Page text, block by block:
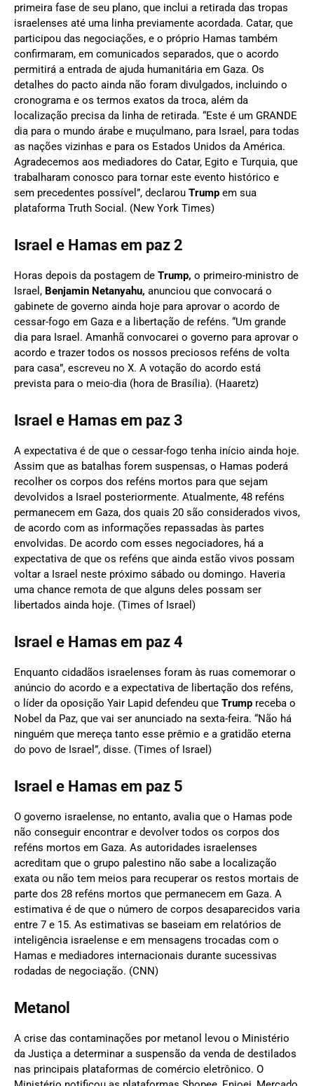
primeira fase de seu plano, que inclui a retirada das tropas
israelenses até uma linha previamente acordada. Catar, que
participou das negociações, e o próprio Hamas também
confirmaram, em comunicados separados, que o acordo
permitirá a entrada de ajuda humanitária em Gaza. Os
detalhes do pacto ainda não foram divulgados, incluindo o
cronograma e os termos exatos da troca, além da
localização precisa da linha de retirada. “Este é um GRANDE
dia para o mundo árabe e muçulmano, para Israel, para todas
as nações vizinhas e para os Estados Unidos da América.
Agradecemos aos mediadores do Catar, Egito e Turquia, que
trabalharam conosco para tornar este evento histórico e
sem precedentes possível”, declarou Trump em sua
plataforma Truth Social. (New York Times)
Israel e Hamas em paz 2
Horas depois da postagem de Trump, o primeiro-ministro de
Israel, Benjamin Netanyahu, anunciou que convocará o
gabinete de governo ainda hoje para aprovar o acordo de
cessar-fogo em Gaza e a libertação de reféns. “Um grande
dia para Israel. Amanhã convocarei o governo para aprovar o
acordo e trazer todos os nossos preciosos reféns de volta
para casa”, escreveu no X. A votação do acordo está
prevista para o meio-dia (hora de Brasília). (Haaretz)
Israel e Hamas em paz 3
A expectativa é de que o cessar-fogo tenha início ainda hoje.
Assim que as batalhas forem suspensas, o Hamas poderá
recolher os corpos dos reféns mortos para que sejam
devolvidos a Israel posteriormente. Atualmente, 48 reféns
permanecem em Gaza, dos quais 20 são considerados vivos,
de acordo com as informações repassadas às partes
envolvidas. De acordo com esses negociadores, há a
expectativa de que os reféns que ainda estão vivos possam
voltar a Israel neste próximo sábado ou domingo. Haveria
uma chance remota de que alguns deles possam ser
libertados ainda hoje. (Times of Israel)
Israel e Hamas em paz 4
Enquanto cidadãos israelenses foram às ruas comemorar o
anúncio do acordo e a expectativa de libertação dos reféns,
o líder da oposição Yair Lapid defendeu que Trump receba o
Nobel da Paz, que vai ser anunciado na sexta-feira. “Não há
ninguém que mereça tanto esse prêmio e a gratidão eterna
do povo de Israel”, disse. (Times of Israel)
Israel e Hamas em paz 5
O governo israelense, no entanto, avalia que o Hamas pode
não conseguir encontrar e devolver todos os corpos dos
reféns mortos em Gaza. As autoridades israelenses
acreditam que o grupo palestino não sabe a localização
exata ou não tem meios para recuperar os restos mortais de
parte dos 28 reféns mortos que permanecem em Gaza. A
estimativa é de que o número de corpos desaparecidos varia
entre 7 e 15. As estimativas se baseiam em relatórios de
inteligência israelense e em mensagens trocadas com o
Hamas e mediadores internacionais durante sucessivas
rodadas de negociação. (CNN)
Metanol
A crise das contaminações por metanol levou o Ministério
da Justiça a determinar a suspensão da venda de destilados
nas principais plataformas de comércio eletrônico. O